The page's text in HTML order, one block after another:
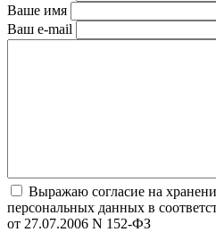
Ваше имя
Ваш e-mail
Выражаю согласие на
персональных данных в
от 27.07.2006 N 152-ФЗ